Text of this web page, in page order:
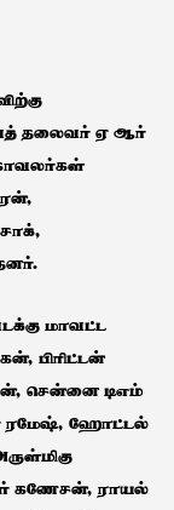
தலைவர் ஏ ஆர்
மாவட்ட
பிரிட்டன்
சென்னை டிஎம்
ரமேஷ், ஹோட்டல்
கணேசன், ராயல்